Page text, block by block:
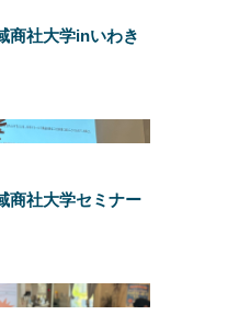
商社大学inいわき
商社大学セミナー